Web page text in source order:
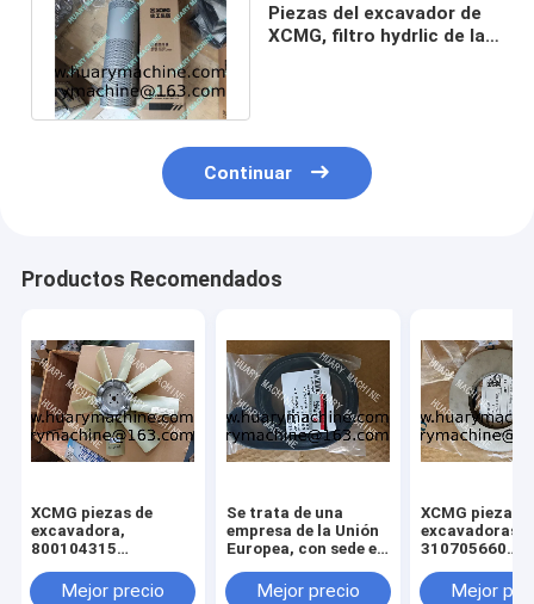
Piezas del excavador de
XCMG, filtro hydrlic de la
Continuar
Productos Recomendados
XCMG piezas de
excavadora,
800104315
xcmg xe 130 xe 150
Mejor precio
Se trata de una
empresa de la Unión
Europea, con sede en
Mejor precio
XCMG piezas
excavadoras,
310705660
3299000666
Mejor